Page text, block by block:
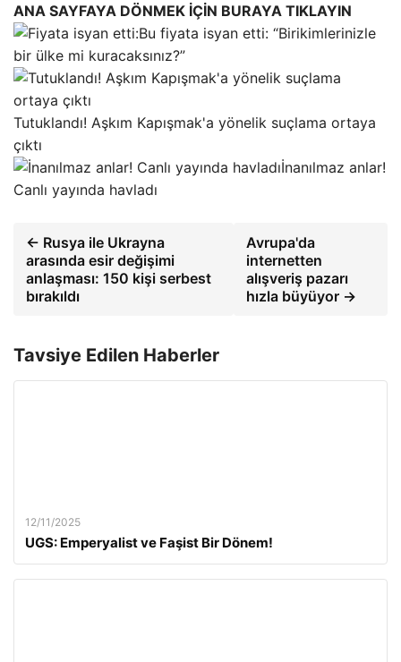
ANA SAYFAYA DÖNMEK İÇİN BURAYA TIKLAYIN
Bu fiyata isyan etti: “Birikimlerinizle
bir ülke mi kuracaksınız?”
Tutuklandı! Aşkım Kapışmak'a yönelik suçlama ortaya
çıktı
İnanılmaz anlar!
Canlı yayında havladı
← Rusya ile Ukrayna
arasında esir değişimi
anlaşması: 150 kişi serbest
bırakıldı
Avrupa'da
internetten
alışveriş pazarı
hızla büyüyor →
Tavsiye Edilen Haberler
12/11/2025
UGS: Emperyalist ve Faşist Bir Dönem!